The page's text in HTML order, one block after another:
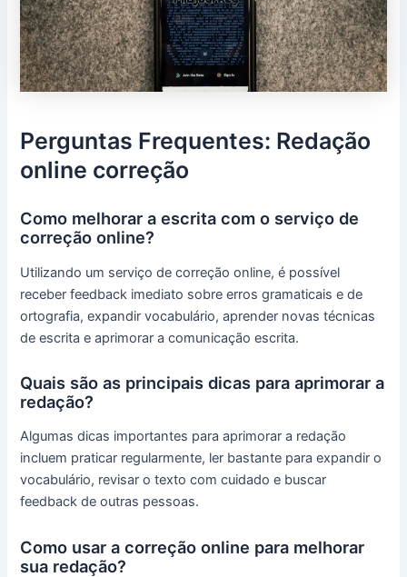
Perguntas Frequentes: Redação
online correção
Como melhorar a escrita com o serviço de
correção online?
Utilizando um serviço de correção online, é possível
receber feedback imediato sobre erros gramaticais e de
ortografia, expandir vocabulário, aprender novas técnicas
de escrita e aprimorar a comunicação escrita.
Quais são as principais dicas para aprimorar a
redação?
Algumas dicas importantes para aprimorar a redação
incluem praticar regularmente, ler bastante para expandir o
vocabulário, revisar o texto com cuidado e buscar
feedback de outras pessoas.
Como usar a correção online para melhorar
sua redação?